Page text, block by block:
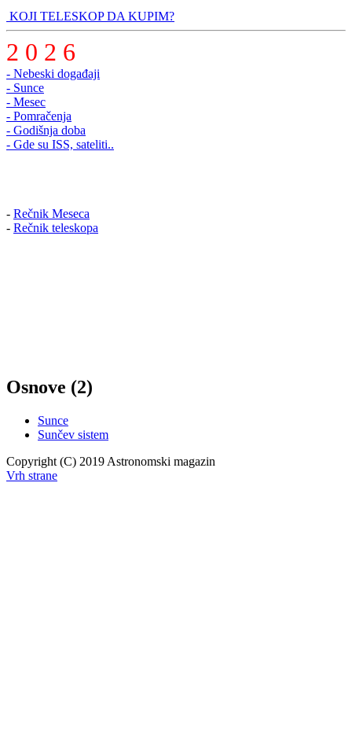
KOJI TELESKOP DA KUPIM?
2 0 2 6
- Nebeski događaji
- Sunce
- Mesec
- Pomračenja
- Godišnja doba
- Gde su ISS, sateliti..
- Rečnik Meseca
- Rečnik teleskopa
Osnove (2)
Sunce
Sunčev sistem
Copyright (C) 2019 Astronomski magazin
Vrh strane